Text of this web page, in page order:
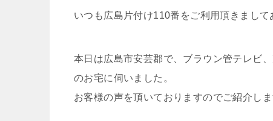
いつも広島片付け110番をご利用頂きまして
本日は広島市安芸郡で、ブラウン管テレビ
のお宅に伺いました。
お客様の声を頂いておりますのでご紹介しま